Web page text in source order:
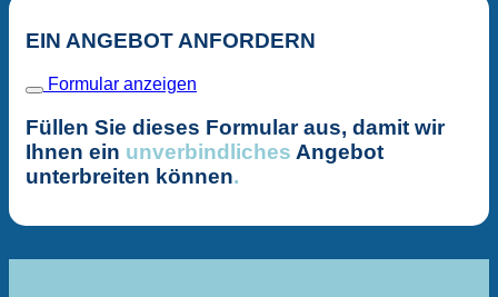
EIN ANGEBOT ANFORDERN
Formular anzeigen
Füllen Sie dieses Formular aus, damit wir
Ihnen ein unverbindliches Angebot
unterbreiten können.